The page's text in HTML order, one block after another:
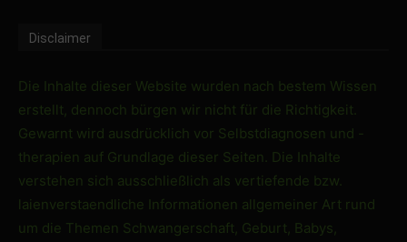
Disclaimer
Die Inhalte dieser Website wurden nach bestem Wissen
erstellt, dennoch bürgen wir nicht für die Richtigkeit.
Gewarnt wird ausdrücklich vor Selbstdiagnosen und -
therapien auf Grundlage dieser Seiten. Die Inhalte
verstehen sich ausschließlich als vertiefende bzw.
laienverstaendliche Informationen allgemeiner Art rund
um die Themen Schwangerschaft, Geburt, Babys,